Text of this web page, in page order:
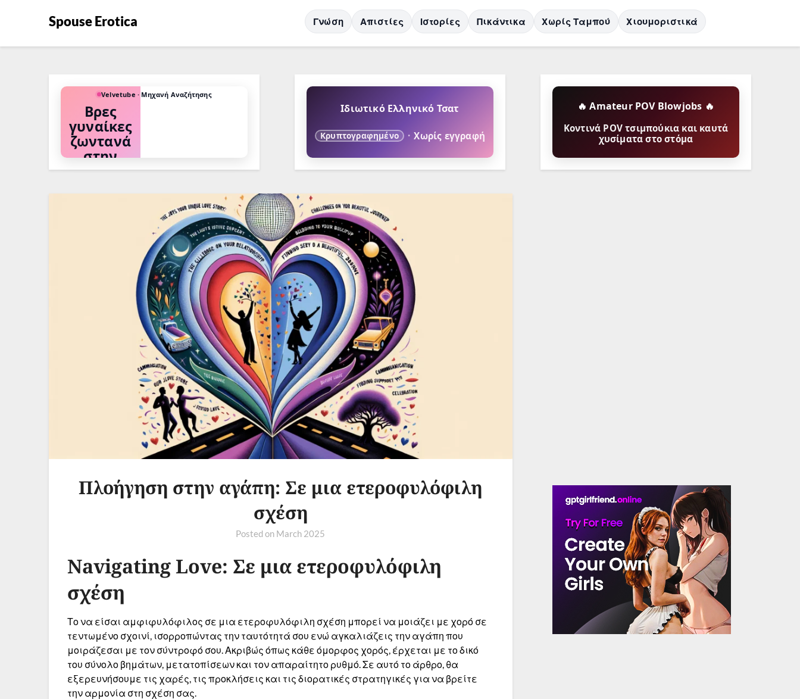
Spouse Erotica Γνώση Απιστίες Ιστορίες Πικάντικα Χωρίς Ταμπού Χιουμοριστικά
Velvetube · Μηχανή Αναζήτησης
Βρες
γυναίκες
ζωντανά
στην
κάμερα
φετίχ σου ή
Ιδιωτικό Ελληνικό Τσατ
Κρυπτογραφημένο · Χωρίς εγγραφή
🔥 Amateur POV Blowjobs 🔥
Κοντινά POV τσιμπούκια και καυτά
χυσίματα στο στόμα
Πλοήγηση στην αγάπη: Σε μια ετεροφυλόφιλη
σχέση
Posted on March 2025
Navigating Love: Σε μια ετεροφυλόφιλη
σχέση
Το να είσαι αμφιφυλόφιλος σε μια ετεροφυλόφιλη σχέση μπορεί να μοιάζει με χορό σε
τεντωμένο σχοινί, ισορροπώντας την ταυτότητά σου ενώ αγκαλιάζεις την αγάπη που
μοιράζεσαι με τον σύντροφό σου. Ακριβώς όπως κάθε όμορφος χορός, έρχεται με το δικό
του σύνολο βημάτων, μετατοπίσεων και τον απαραίτητο ρυθμό. Σε αυτό το άρθρο, θα
εξερευνήσουμε τις χαρές, τις προκλήσεις και τις διορατικές στρατηγικές για να βρείτε
την αρμονία στη σχέση σας.